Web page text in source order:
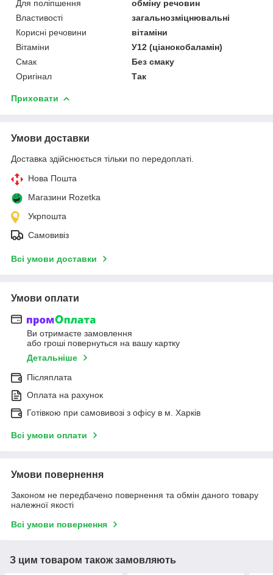
Для поліпшення
обміну речовин
Властивості
загальнозміцнювальні
Корисні речовини
вітаміни
Вітаміни
У12 (ціанокобаламін)
Смак
Без смаку
Оригінал
Так
Приховати
Умови доставки
Доставка здійснюється тільки по передоплаті.
Нова Пошта
Магазини Rozetka
Укрпошта
Самовивіз
Всі умови доставки
Умови оплати
Ви отримаєте замовлення
або гроші повернуться на вашу картку
Детальніше
Післяплата
Оплата на рахунок
Готівкою при самовивозі з офісу в м. Харків
Всі умови оплати
Умови повернення
Законом не передбачено повернення та обмін даного товару
належної якості
Всі умови повернення
З цим товаром також замовляють